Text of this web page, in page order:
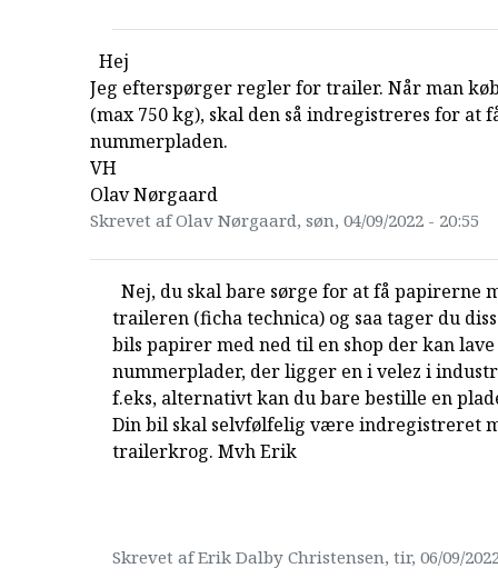
Hej
Jeg efterspørger regler for trailer. Når man
(max 750 kg), skal den så indregistreres for at
nummerpladen.
VH
Olav Nørgaard
Skrevet af Olav Nørgaard, søn, 04/09/2022 - 20:55
Nej, du skal bare sørge for at få papirerne
traileren (ficha technica) og saa tager du
bils papirer med ned til en shop der kan lave
nummerplader, der ligger en i velez i
f.eks, alternativt kan du bare bestille en
Din bil skal selvfølfelig være indregistreret
trailerkrog. Mvh Erik
Skrevet af Erik Dalby Christensen, tir, 06/09/